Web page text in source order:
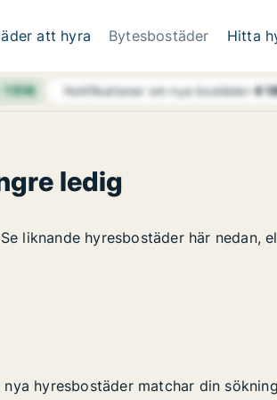
att hyra Bytesbostäder Hitta
1 516 Notifikationer om nya bostäder4
ledig
liknande hyresbostäder här nedan,
hyresbostäder matchar din